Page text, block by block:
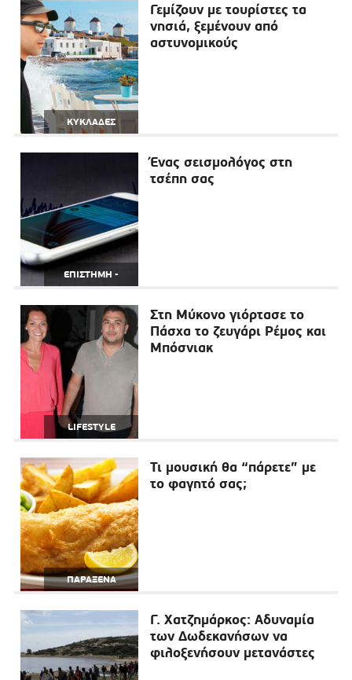
ΚΥΚΛΑΔΕΣ
Γεμίζουν με τουρίστες τα
νησιά, ξεμένουν από
αστυνομικούς
ΕΠΙΣΤΗΜΗ -
Ένας σεισμολόγος στη
τσέπη σας
LIFESTYLE
Στη Μύκονο γιόρτασε το
Πάσχα το ζευγάρι Ρέμος και
Μπόσνιακ
ΠΑΡΑΞΕΝΑ
Τι μουσική θα “πάρετε” με
το φαγητό σας;
Γ. Χατζημάρκος: Αδυναμία
των Δωδεκανήσων να
φιλοξενήσουν μετανάστες